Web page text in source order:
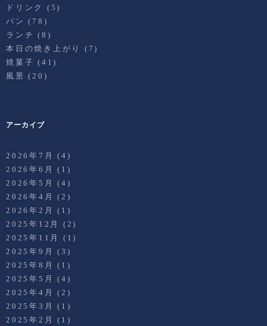
ドリンク
(5)
パン (78)
ランチ (8)
本日の焼き上がり
(7)
焼菓子 (41)
風景 (20)
アーカイブ
2026年7月
(4)
2026年6月
(1)
2026年5月
(4)
2026年4月
(2)
2026年2月
(1)
2025年12月
(2)
2025年11月
(1)
2025年9月
(3)
2025年8月
(1)
2025年5月
(4)
2025年4月
(2)
2025年3月
(1)
2025年2月
(1)